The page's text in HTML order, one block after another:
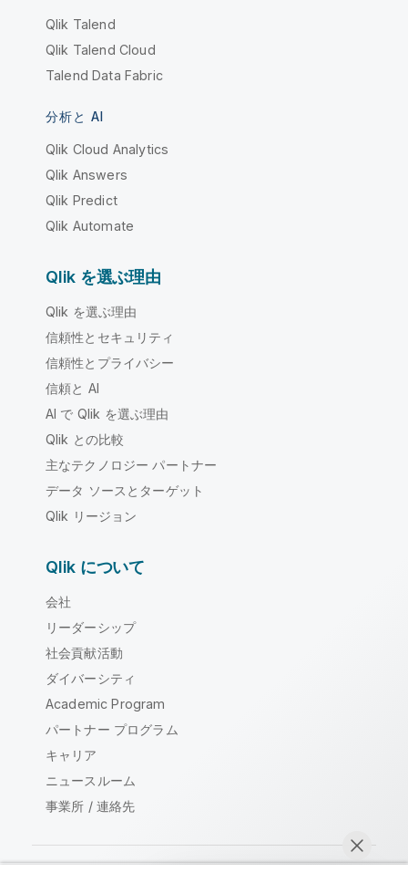
Qlik Talend
Qlik Talend Cloud
Talend Data Fabric
分析と AI
Qlik Cloud Analytics
Qlik Answers
Qlik Predict
Qlik Automate
Qlik を選ぶ理由
Qlik を選ぶ理由
信頼性とセキュリティ
信頼性とプライバシー
信頼と AI
AI で Qlik を選ぶ理由
Qlik との比較
主なテクノロジー パートナー
データ ソースとターゲット
Qlik リージョン
Qlik について
会社
リーダーシップ
社会貢献活動
ダイバーシティ
Academic Program
パートナー プログラム
キャリア
ニュースルーム
事業所 / 連絡先